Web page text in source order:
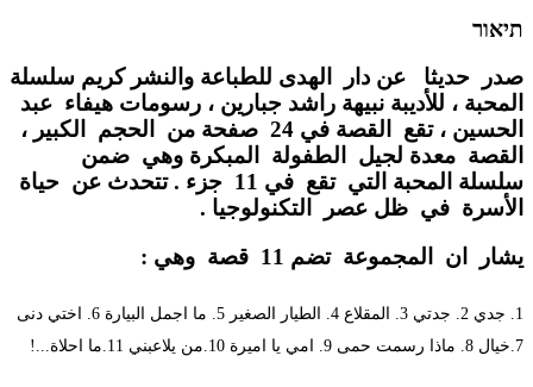
תיאור
صدر حديثا عن دار الهدى للطباعة والنشر كريم سلسلة
المحبة ، للأديبة نبيهة راشد جبارين ، رسومات هيفاء عبد
الحسين ، تقع القصة في 24 صفحة من الحجم الكبير ،
القصة معدة لجيل الطفولة المبكرة وهي ضمن
سلسلة المحبة التي تقع في 11 جزء . تتحدث عن حياة
الأسرة في ظل عصر التكنولوجيا .
يشار ان المجموعة تضم 11 قصة وهي :
1. جدي 2. جدتي 3. المقلاع 4. الطيار الصغير 5. ما اجمل البيارة 6. اختي دنى
7.خيال 8. ماذا رسمت حمى 9. امي يا اميرة 10.من يلاعبني 11.ما احلاة...!